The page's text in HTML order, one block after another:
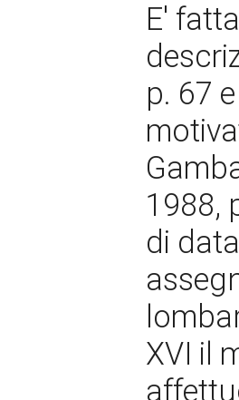
E'
p. 67
1988,
di
XVI il